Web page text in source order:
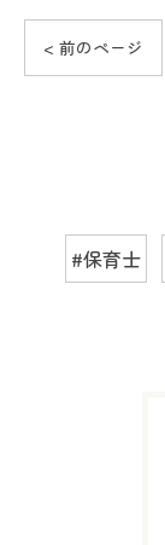
< 前のページ
#保育士